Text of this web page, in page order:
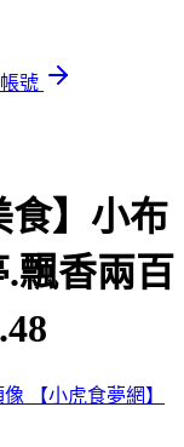
號
食】小布
飄香兩百
【小虎食夢網】